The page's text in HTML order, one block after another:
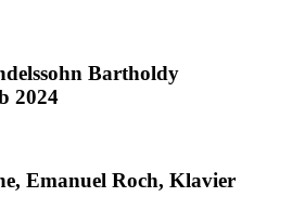
Bartholdy
2024
Emanuel Roch, Klavier